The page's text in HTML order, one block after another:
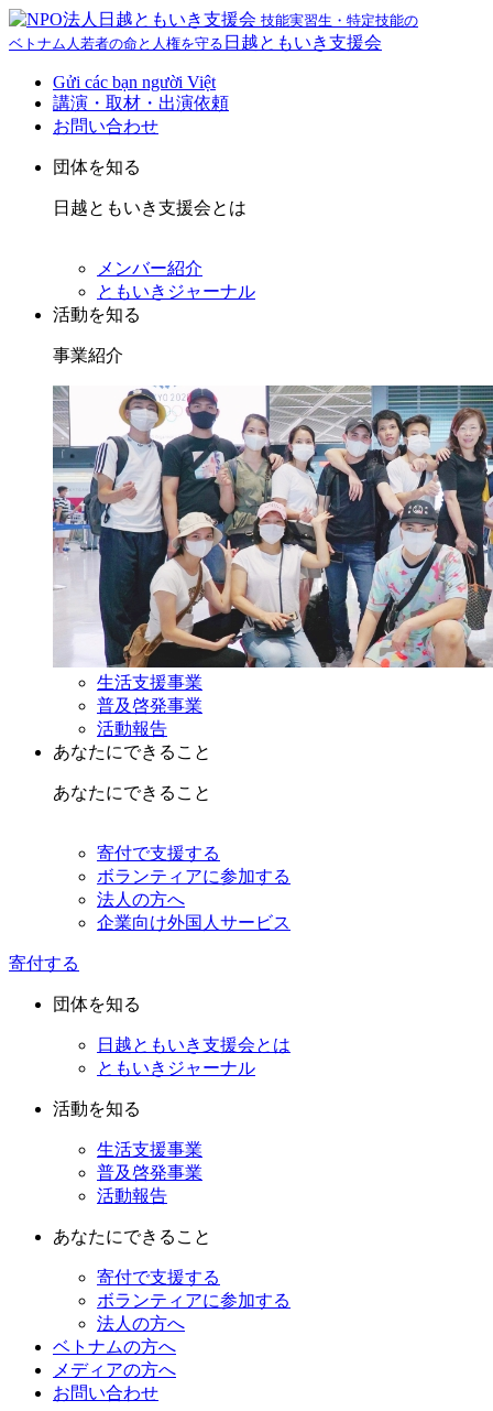
技能実習生・特定技能の
ベトナム人若者の命と人権を守る 日越ともいき支援会
Gửi các bạn người Việt
講演・取材・出演依頼
お問い合わせ
団体を知る
日越ともいき支援会とは
メンバー紹介
ともいきジャーナル
活動を知る
事業紹介
生活支援事業
普及啓発事業
活動報告
あなたにできること
あなたにできること
寄付で支援する
ボランティアに参加する
法人の方へ
企業向け外国人サービス
寄付する
団体を知る
日越ともいき支援会とは
ともいきジャーナル
活動を知る
生活支援事業
普及啓発事業
活動報告
あなたにできること
寄付で支援する
ボランティアに参加する
法人の方へ
ベトナムの方へ
メディアの方へ
お問い合わせ